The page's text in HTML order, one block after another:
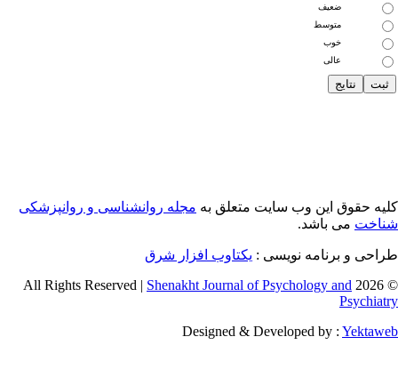
ضعیف
متوسط
خوب
عالی
حقوق این وب سایت متعلق بهمجله روانشناسی و روانپزشکی
می باشد.
و برنامه نویسی : یکتاوب افزار شرق
©
Shenakht Journal of Psychology and
Designed & Developed by :